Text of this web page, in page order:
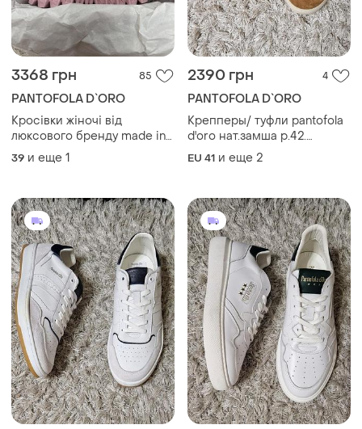
3368 грн 85
PANTOFOLA D`ORO
Кросівки жіночі від
люксового бренду made in
italy 🇮🇹 нові
39 и еще 1
2390 грн 4
PANTOFOLA D`ORO
Крепперы/ туфли pantofola
d'oro нат.замша р.42.
маломерят
EU 41 и еще 2